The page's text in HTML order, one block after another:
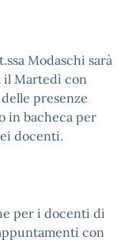
Modaschi sarà
il Martedì con
presenze
in bacheca per
docenti.
per i docenti di
con